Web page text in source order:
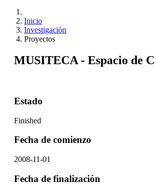
Inicio
Investigación
Proyectos
MUSITECA - Espacio de
Estado
Finished
Fecha de comienzo
2008-11-01
Fecha de finalización